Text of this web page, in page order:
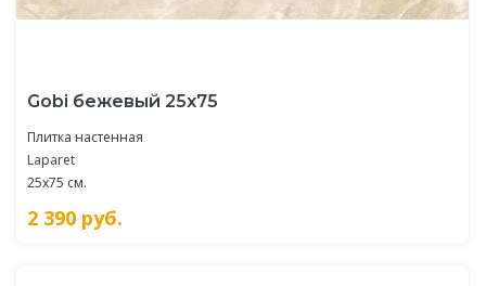
Gobi бежевый 25х75
Плитка настенная
Laparet
25x75 см.
2 390 руб.